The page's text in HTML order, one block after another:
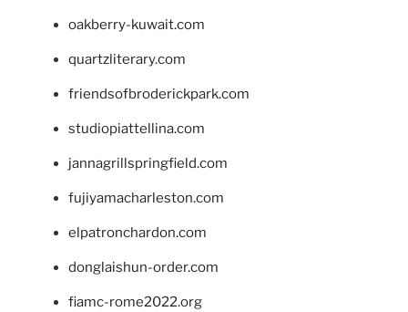
oakberry-kuwait.com
quartzliterary.com
friendsofbroderickpark.com
studiopiattellina.com
jannagrillspringfield.com
fujiyamacharleston.com
elpatronchardon.com
donglaishun-order.com
fiamc-rome2022.org